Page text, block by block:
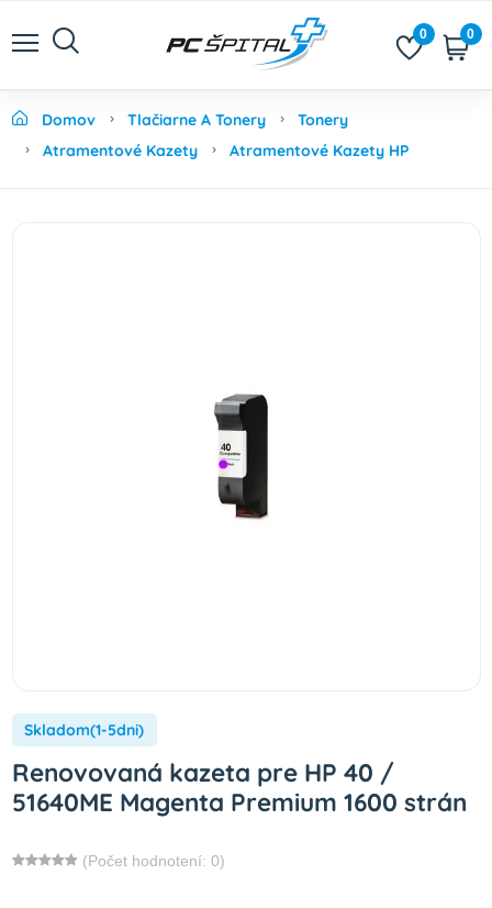
0 0
Domov Tlačiarne A Tonery
Tonery
Atramentové Kazety
Atramentové Kazety HP
Skladom(1-5dni)
Renovovaná kazeta pre HP 40 /
51640ME Magenta Premium 1600 strán
(Počet hodnotení: 0)